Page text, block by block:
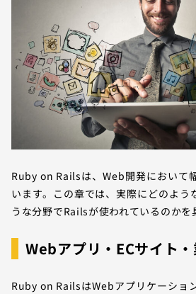
Ruby on Railsは、Web開発において
います。この章では、実際にどのよう
うな分野でRailsが使われているのかを
Webアプリ・ECサイト
Ruby on RailsはWebアプリケーショ